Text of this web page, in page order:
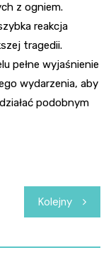
z ogniem.
reakcja
tragedii.
pełne wyjaśnienie
wydarzenia, aby
podobnym
Kolejny